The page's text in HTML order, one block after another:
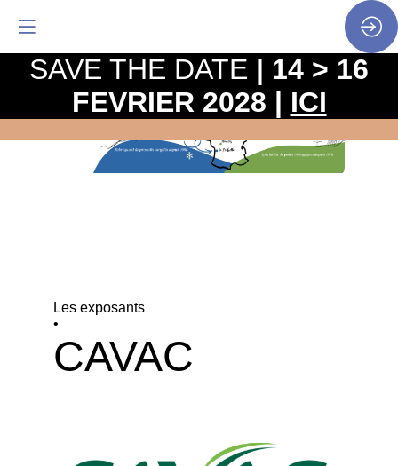
Les exposants
•
CAVAC
SAVE THE DATE | 14 > 16
FEVRIER 2028 | ICI